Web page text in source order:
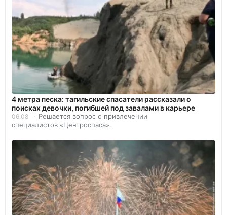
4 метра песка: тагильские спасатели рассказали о
поисках девочки, погибшей под завалами в карьере
06.08
Решается вопрос о привлечении
специалистов «Центроспаса».